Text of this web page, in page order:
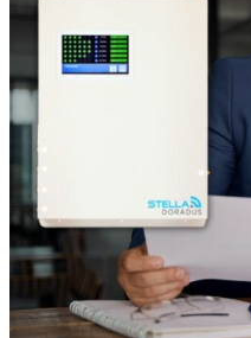
Royaume-Uni et